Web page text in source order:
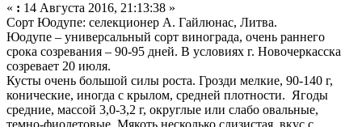
« : 14 Августа 2016, 21:13:38 »
Сорт Юодупе: селекционер А. Гайлюнас, Литва.
Юодупе – универсальный сорт винограда, очень раннего
срока созревания – 90-95 дней. В условиях г. Новочеркасска
созревает 20 июля.
Кусты очень большой силы роста. Грозди мелкие, 90-140 г,
конические, иногда с крылом, средней плотности. Ягоды
средние, массой 3,0-3,2 г, округлые или слабо овальные,